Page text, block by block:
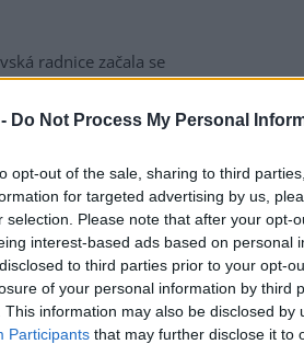
Do Not Process My Personal
opt-out of the sale, sharing to third
for targeted advertising by us,
selection. Please note that after your opt-
interest-based ads based on personal
to third parties prior to your opt-
of your personal information by third
This information may also be disclosed by
Participants that may further disclose it to
radnice začala se
likvidací bolševníku
který patří k
invazním
ve Slezské Ostravě letos
kombinuje chemické i
Gabriela Pokorná.
výrobu nového